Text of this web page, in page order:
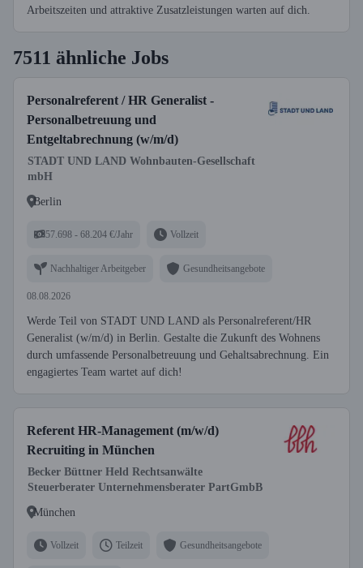
Arbeitszeiten und attraktive Zusatzleistungen warten auf dich.
7511 ähnliche Jobs
Personalreferent / HR Generalist -
Personalbetreuung und
Entgeltabrechnung (w/m/d)
STADT UND LAND Wohnbauten-Gesellschaft
mbH
Berlin
57.698 - 68.204 €/Jahr Vollzeit
Nachhaltiger Arbeitgeber Gesundheitsangebote
08.08.2026
Werde Teil von STADT UND LAND als Personalreferent/HR
Generalist (w/m/d) in Berlin. Gestalte die Zukunft des Wohnens
durch umfassende Personalbetreuung und Gehaltsabrechnung. Ein
engagiertes Team wartet auf dich!
Referent HR-Management (m/w/d)
Recruiting in München
Becker Büttner Held Rechtsanwälte
Steuerberater Unternehmensberater PartGmbB
München
Vollzeit Teilzeit Gesundheitsangebote